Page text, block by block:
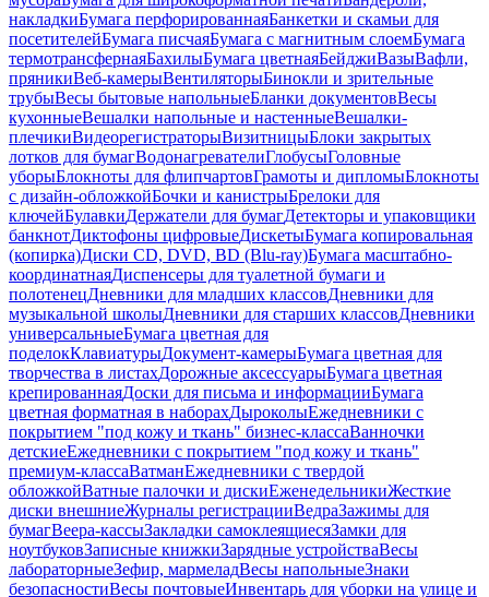
накладкиБумага перфорированнаяБанкетки и скамьи для
посетителейБумага писчаяБумага с магнитным слоемБумага
термотрансфернаяБахилыБумага цветнаяБейджиВазыВафли,
пряникиВеб-камерыВентиляторыБинокли и зрительные
трубыВесы бытовые напольныеБланки документовВесы
кухонныеВешалки напольные и настенныеВешалки-
плечикиВидеорегистраторыВизитницыБлоки закрытых
лотков для бумагВодонагревателиГлобусыГоловные
уборыБлокноты для флипчартовГрамоты и дипломыБлокноты
с дизайн-обложкойБочки и канистрыБрелоки для
ключейБулавкиДержатели для бумагДетекторы и упаковщики
банкнотДиктофоны цифровыеДискетыБумага копировальная
(копирка)Диски CD, DVD, BD (Blu-ray)Бумага масштабно-
координатнаяДиспенсеры для туалетной бумаги и
полотенецДневники для младших классовДневники для
музыкальной школыДневники для старших классовДневники
универсальныеБумага цветная для
поделокКлавиатурыДокумент-камерыБумага цветная для
творчества в листахДорожные аксессуарыБумага цветная
крепированнаяДоски для письма и информацииБумага
цветная форматная в наборахДыроколыЕжедневники с
покрытием "под кожу и ткань" бизнес-классаВанночки
детскиеЕжедневники с покрытием "под кожу и ткань"
премиум-классаВатманЕжедневники с твердой
обложкойВатные палочки и дискиЕженедельникиЖесткие
диски внешниеЖурналы регистрацииВедраЗажимы для
бумагВеера-кассыЗакладки самоклеящиесяЗамки для
ноутбуковЗаписные книжкиЗарядные устройстваВесы
лабораторныеЗефир, мармеладВесы напольныеЗнаки
безопасностиВесы почтовыеИнвентарь для уборки на улице и